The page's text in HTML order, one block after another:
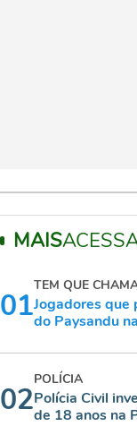
MAIS
01
TEM QUE
Jogadores que
do Paysandu
02
POLÍCIA
Polícia Civil
de 18 anos na